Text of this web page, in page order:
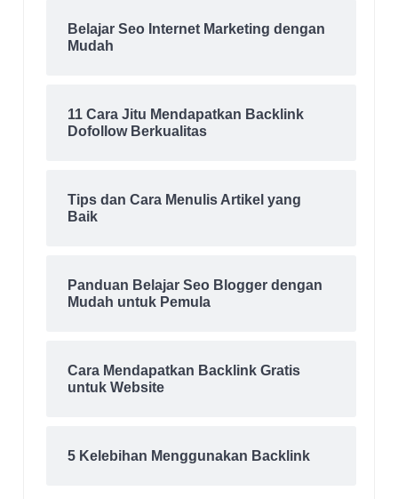
Belajar Seo Internet Marketing dengan
Mudah
11 Cara Jitu Mendapatkan Backlink
Dofollow Berkualitas
Tips dan Cara Menulis Artikel yang
Baik
Panduan Belajar Seo Blogger dengan
Mudah untuk Pemula
Cara Mendapatkan Backlink Gratis
untuk Website
5 Kelebihan Menggunakan Backlink